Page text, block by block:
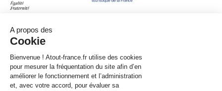
legifrance.gouv.fr
service-public.fr
data.gouv.fr